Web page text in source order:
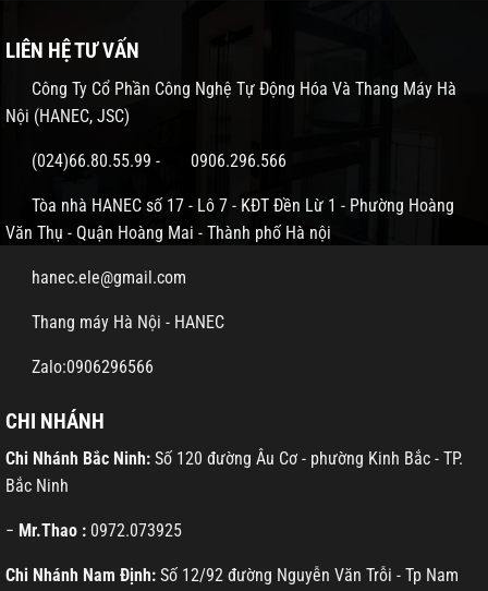
LIÊN HỆ TƯ VẤN
Công Ty Cổ Phần Công Nghệ Tự Động Hóa Và Thang Máy Hà
Nội (HANEC, JSC)
(024)66.80.55.99 - 0906.296.566
Tòa nhà HANEC số 17 - Lô 7 - KĐT Đền Lừ 1 - Phường Hoàng
Văn Thụ - Quận Hoàng Mai - Thành phố Hà nội
hanec.ele@gmail.com
Thang máy Hà Nội - HANEC
Zalo:0906296566
CHI NHÁNH
Chi Nhánh Bắc Ninh: Số 120 đường Âu Cơ - phường Kinh Bắc - TP.
Bắc Ninh
− Mr.Thao : 0972.073925
Chi Nhánh Nam Định: Số 12/92 đường Nguyễn Văn Trỗi - Tp Nam